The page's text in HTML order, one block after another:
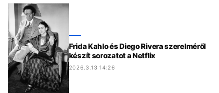
Frida Kahlo és Diego Rivera szerelméről
készít sorozatot a Netflix
2026.3.13 14:26